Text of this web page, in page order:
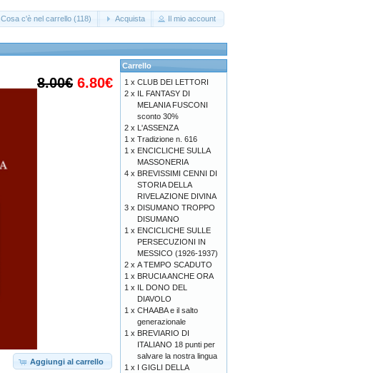
Cosa c'è nel carrello (118) Acquista Il mio account
8.00€ 6.80€
Aggiungi al carrello
Carrello
1 x CLUB DEI LETTORI
2 x IL FANTASY DI
MELANIA FUSCONI
sconto 30%
2 x L'ASSENZA
1 x Tradizione n. 616
1 x ENCICLICHE SULLA
MASSONERIA
4 x BREVISSIMI CENNI DI
STORIA DELLA
RIVELAZIONE DIVINA
3 x DISUMANO TROPPO
DISUMANO
1 x ENCICLICHE SULLE
PERSECUZIONI IN
MESSICO (1926-1937)
2 x A TEMPO SCADUTO
1 x BRUCIA ANCHE ORA
1 x IL DONO DEL
DIAVOLO
1 x CHAABA e il salto
generazionale
1 x BREVIARIO DI
ITALIANO 18 punti per
salvare la nostra lingua
1 x I GIGLI DELLA